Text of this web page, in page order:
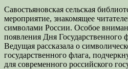
Савостьяновская сельская
мероприятие, знакомящее
символами России. Особое
появления Дня Государственного
Ведущая рассказала о
государственного флага,
для современного российского